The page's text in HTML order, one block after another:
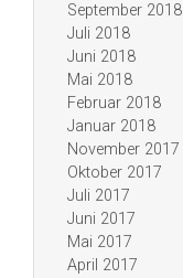
September 2018
Juli 2018
Juni 2018
Mai 2018
Februar 2018
Januar 2018
November 2017
Oktober 2017
Juli 2017
Juni 2017
Mai 2017
April 2017